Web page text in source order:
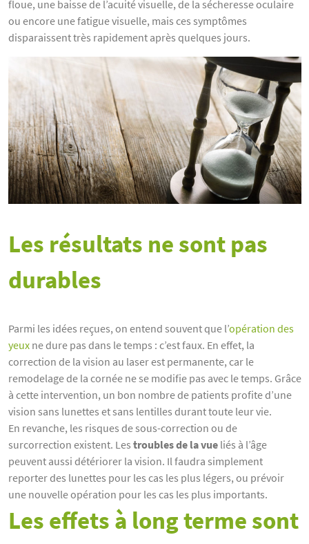
floue, une baisse de l’acuité visuelle, de la sécheresse oculaire
ou encore une fatigue visuelle, mais ces symptômes
disparaissent très rapidement après quelques jours.
Les résultats ne sont pas
durables
Parmi les idées reçues, on entend souvent que l’opération des
yeuxne dure pas dans le temps : c’est faux. En effet, la
correction de la vision au laser est permanente, car le
remodelage de la cornée ne se modifie pas avec le temps. Grâce
à cette intervention, un bon nombre de patients profite d’une
vision sans lunettes et sans lentilles durant toute leur vie.
En revanche, les risques de sous-correction ou de
surcorrection existent. Les troubles de la vueliés à l’âge
peuvent aussi détériorer la vision. Il faudra simplement
reporter des lunettes pour les cas les plus légers, ou prévoir
une nouvelle opération pour les cas les plus importants.
Les effets à long terme sont